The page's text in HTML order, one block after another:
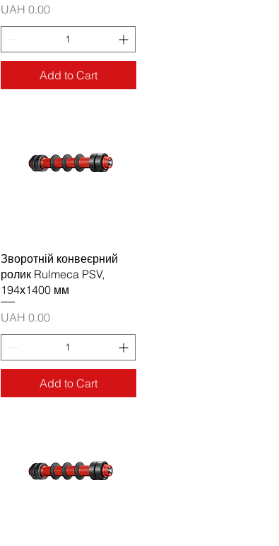
Price
UAH 0.00
Add to Cart
Зворотній конвеєрний
ролик Rulmeca PSV,
194х1400 мм
Price
UAH 0.00
Add to Cart